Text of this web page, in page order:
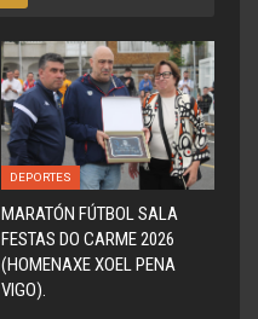
DEPORTES
MARATÓN FÚTBOL SALA
FESTAS DO CARME 2026
(HOMENAXE XOEL PENA
VIGO).